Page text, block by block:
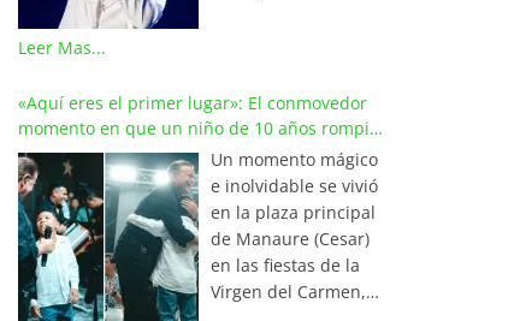
de los listados
musicales en
Colombia y países de
América y Europa.
Esta emotiva
composición del
maestro Wilfran
Castillo se posicionó
en el primer lugar de
Leer Mas...
«Aquí eres el primer lugar»: El conmovedor
momento en que un niño de 10 años rompió
en llanto al cantar con Iván Villazón
Un momento mágico
e inolvidable se vivió
en la plaza principal
de Manaure (Cesar)
en las fiestas de la
Virgen del Carmen,